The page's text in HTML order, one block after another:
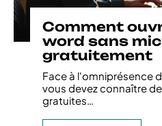
Comment
word sans
gratuitement
Face à l'omniprésence
vous devez connaître
gratuites